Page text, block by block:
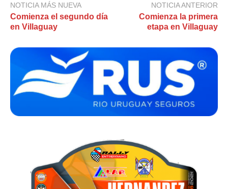
NOTICIA MÁS NUEVA
Comienza el segundo día
en Villaguay
NOTICIA ANTERIOR
Comienza la primera
etapa en Villaguay